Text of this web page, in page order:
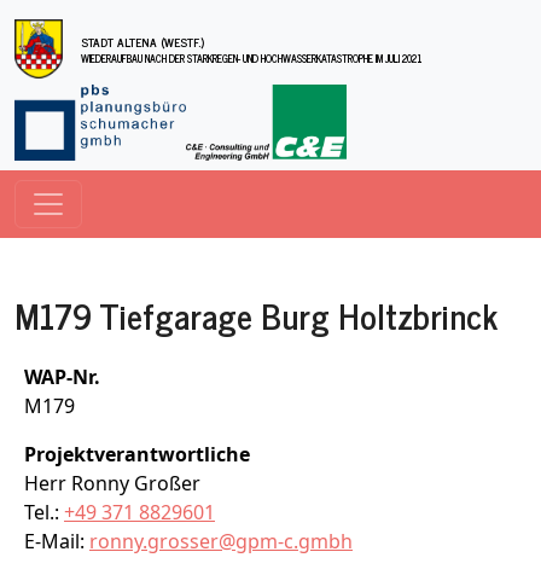
Direkt zum Inhalt
STADT ALTENA (WESTF.)
WIEDERAUFBAU NACH DER STARKREGEN- UND HOCHWASSERKATASTROPHE IM JULI 2021
M179 Tiefgarage Burg Holtzbrinck
WAP-Nr.
M179
Projektverantwortliche
Herr Ronny Großer
Tel.: +49 371 8829601
E-Mail: ronny.grosser@gpm-c.gmbh